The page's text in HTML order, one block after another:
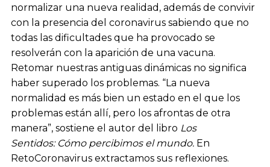
normalizar una nueva realidad, además de convivir
con la presencia del coronavirus sabiendo que no
todas las dificultades que ha provocado se
resolverán con la aparición de una vacuna.
Retomar nuestras antiguas dinámicas no significa
haber superado los problemas. “La nueva
normalidad es más bien un estado en el que los
problemas están allí, pero los afrontas de otra
manera”, sostiene el autor del libro Los
Sentidos: Cómo percibimos el mundo. En
RetoCoronavirus extractamos sus reflexiones.